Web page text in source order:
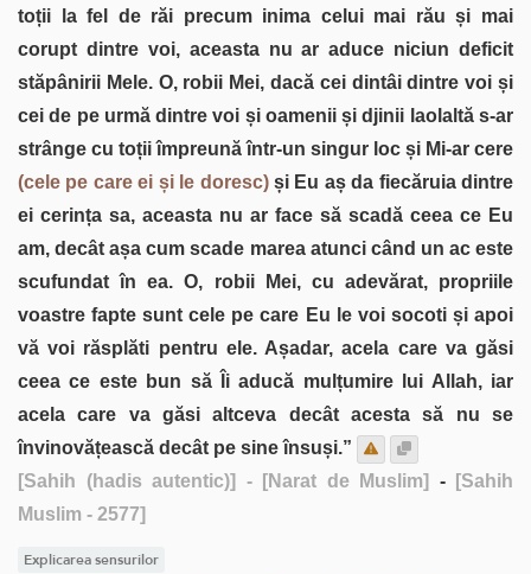
toții la fel de răi precum inima celui mai rău și mai
corupt dintre voi, aceasta nu ar aduce niciun deficit
stăpânirii Mele. O, robii Mei, dacă cei dintâi dintre voi și
cei de pe urmă dintre voi și oamenii și djinii laolaltă s-ar
strânge cu toții împreună într-un singur loc și Mi-ar cere
(cele pe care ei și le doresc)și Eu aș da fiecăruia dintre
ei cerința sa, aceasta nu ar face să scadă ceea ce Eu
am, decât așa cum scade marea atunci când un ac este
scufundat în ea. O, robii Mei, cu adevărat, propriile
voastre fapte sunt cele pe care Eu le voi socoti și apoi
vă voi răsplăti pentru ele. Așadar, acela care va găsi
ceea ce este bun să Îi aducă mulțumire lui Allah, iar
acela care va găsi altceva decât acesta să nu se
învinovățească decât pe sine însuși.”
[Sahih (hadis autentic)]
- [Narat de Muslim] -
[Sahih
Muslim - 2577]
Explicarea sensurilor